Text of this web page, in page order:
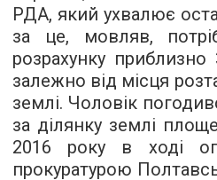
РДА, який ухвалює
за це, мовляв,
розрахунку
залежно від місця
землі. Чоловік
за ділянку землі
2016 року в ході
прокуратурою